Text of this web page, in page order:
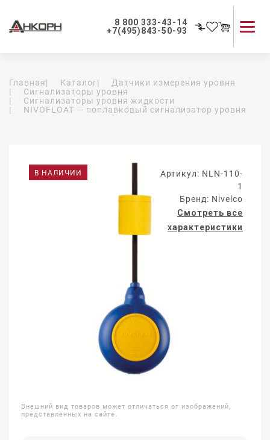
8 800 333-43-14
+7(495)843-50-93
Применение приборов
Главная| Каталог|
Датчики измерения уровня
|
Сигнализаторы уровня
|
Сигнализаторы уровня жидкости
|
NIVOFLOAT — поплавковый сигнализатор уровня
В НАЛИЧИИ
Артикул: NLN-110-
1
Бренд: Nivelco
Смотреть все
характеристики
Внешний вид товаров может отличаться от изображений,
представленных на сайте.